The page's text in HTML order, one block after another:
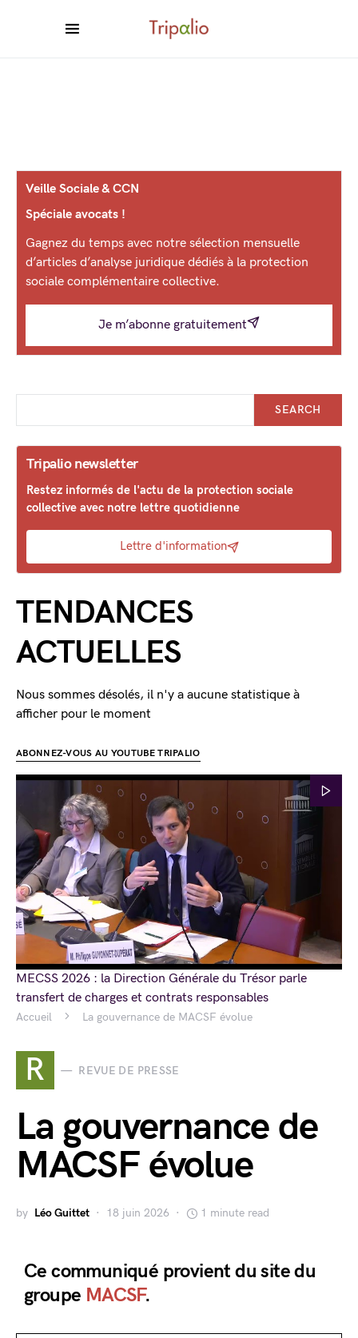
Accueil La gouvernance de MACSF évolue
R REVUE DE PRESSE
La gouvernance de
MACSF évolue
by Léo Guittet 18 juin 2026 1 minute read
Ce communiqué provient du site du
groupe MACSF.
Veille Sociale & CCN
Spéciale avocats !
Gagnez du temps avec notre sélection mensuelle
d’articles d’analyse juridique dédiés à la protection
sociale complémentaire collective.
Je m’abonne gratuitement
SEARCH
Tripalio newsletter
Restez informés de l'actu de la protection sociale
collective avec notre lettre quotidienne
Lettre d'information
TENDANCES
ACTUELLES
Nous sommes désolés, il n'y a aucune statistique à
afficher pour le moment
ABONNEZ-VOUS AU YOUTUBE TRIPALIO
MECSS 2026 : la Direction Générale du Trésor parle
transfert de charges et contrats responsables